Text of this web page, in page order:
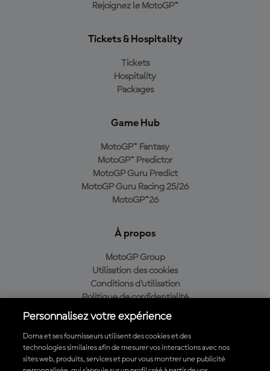
Rejoignez le MotoGP™
Tickets & Hospitality
Tickets
Hospitality
Packages
Game Hub
MotoGP™ Fantasy
MotoGP™ Predictor
MotoGP Guru Predict
MotoGP Guru Racing 25/26
MotoGP™26
À propos
MotoGP Group
Utilisation des cookies
Conditions d'utilisation
Politique de confidentialité
Politique d’achat
Télécharger l'appli officielle du MotoGP™
Personnalisez votre expérience
Dorna et ses fournisseurs utilisent des cookies et des
technologies similaires afin de mesurer vos interactions avec nos
sites web, produits, services et pour vous montrer une publicité